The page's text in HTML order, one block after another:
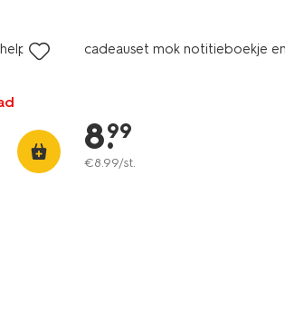
cadeauset mok notitieboekje
8.
99
€8.99/st.